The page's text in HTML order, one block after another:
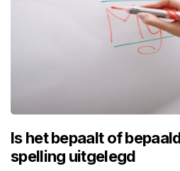
Is het bepaalt of
spelling uitgelegd